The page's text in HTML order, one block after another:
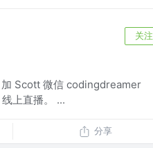
关注
加 Scott 微信 codingdreamer
上直播。 ...
分享